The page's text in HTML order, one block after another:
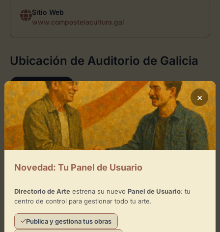
Sitio Web
www.compostelacultura.gal
Ubicación de Auditorio de Galicia
Cómo llegar
+
−
Activar Mapa
×
Novedad: Tu Panel de Usuario
Directorio de Arteestrena su nuevo Panel de Usuario: tu
centro de control para gestionar todo tu arte.
Publica y gestiona tus obras